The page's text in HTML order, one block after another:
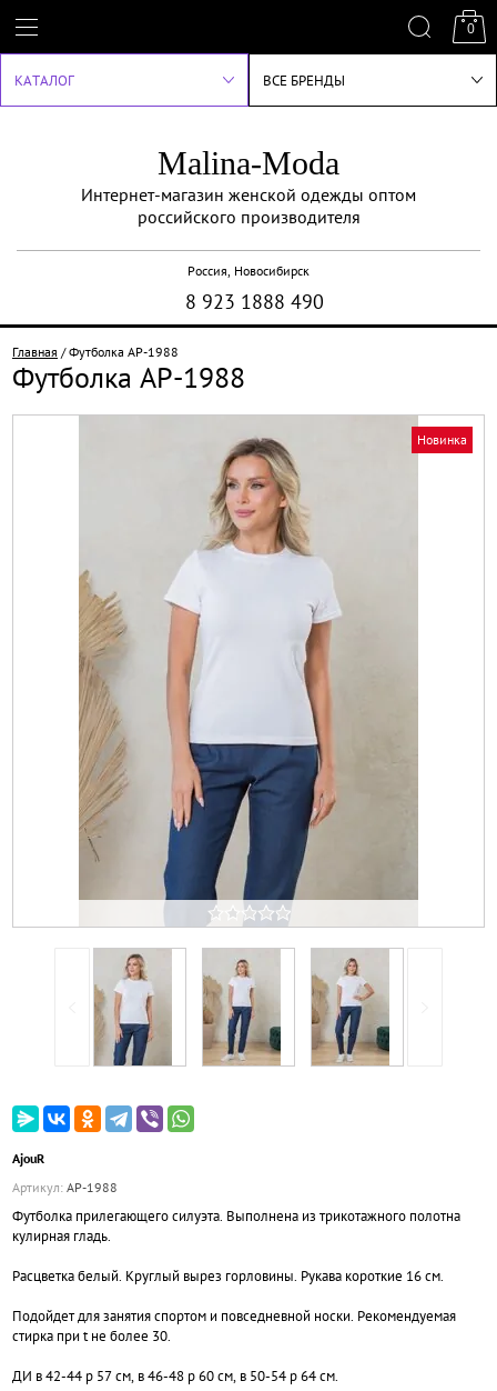
0
КАТАЛОГ ВСЕ БРЕНДЫ
Malina-Moda
Интернет-магазин женской одежды оптом
российского производителя
Россия, Новосибирск
8 923 1888 490
Главная /Футболка АР-1988
Футболка АР-1988
Новинка
AjouR
Артикул: АР-1988
Футболка прилегающего силуэта. Выполнена из трикотажного полотна
кулирная гладь.
Расцветка белый. Круглый вырез горловины. Рукава короткие 16 см.
Подойдет для занятия спортом и повседневной носки. Рекомендуемая
стирка при t не более 30.
ДИ в 42-44 р 57 см, в 46-48 р 60 см, в 50-54 р 64 см.